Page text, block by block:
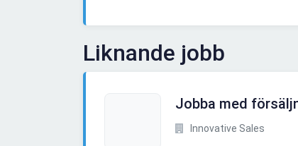
Liknande jobb
Jobba med
Innovative Sales